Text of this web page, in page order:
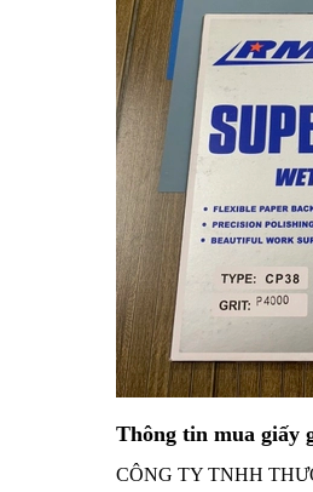
Thông tin mua giấy
CÔNG TY TNHH